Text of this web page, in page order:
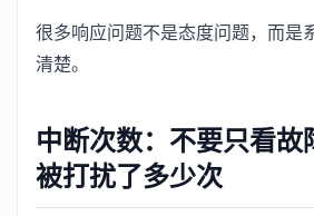
很多响应问题不是态度问题，而是
清楚。
中断次数：不要只看
被打扰了多少次